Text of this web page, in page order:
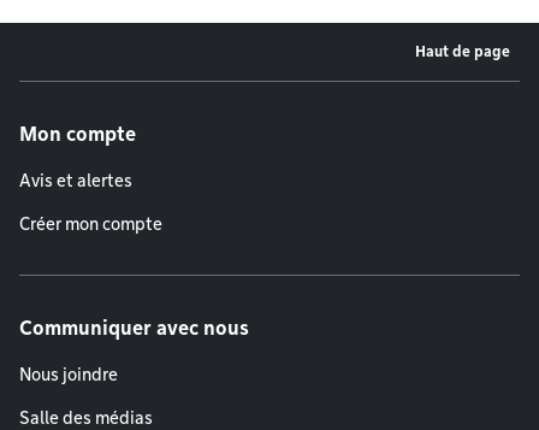
Haut de page
Mon compte
Avis et alertes
Créer mon compte
Communiquer avec nous
Nous joindre
Salle des médias